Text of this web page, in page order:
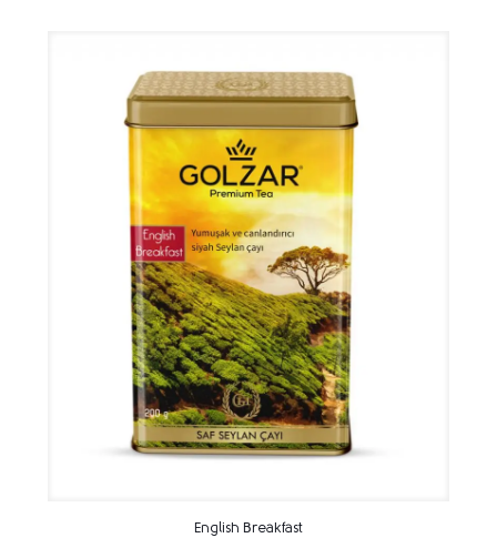
English Breakfast